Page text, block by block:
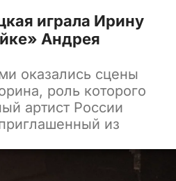
играла Ирину
Андрея
оказались сцены
роль которого
артист России
из